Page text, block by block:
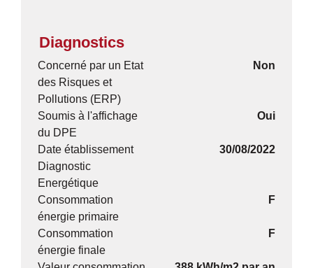
Diagnostics
Concerné par un Etat
des Risques et
Pollutions (ERP)
Non
Soumis à l'affichage
du DPE
Oui
Date établissement
Diagnostic
Energétique
30/08/2022
Consommation
énergie primaire
F
Consommation
énergie finale
F